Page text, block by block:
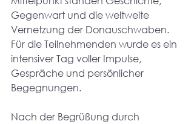
Gegenwart und die weltweite
Vernetzung der Donauschwaben.
Für die Teilnehmenden wurde es ein
intensiver Tag voller Impulse,
Gespräche und persönlicher
Begegnungen.
Nach der Begrüßung durch